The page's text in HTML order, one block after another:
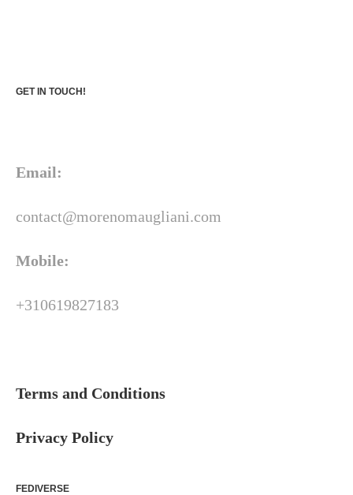
GET IN TOUCH!
Email:
contact@morenomaugliani.com
Mobile:
+310619827183
Terms and Conditions
Privacy Policy
FEDIVERSE